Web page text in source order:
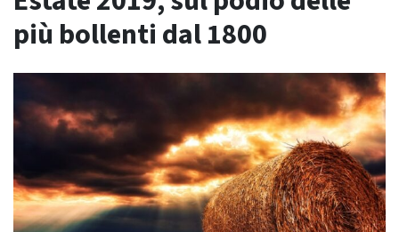
più bollenti dal 1800